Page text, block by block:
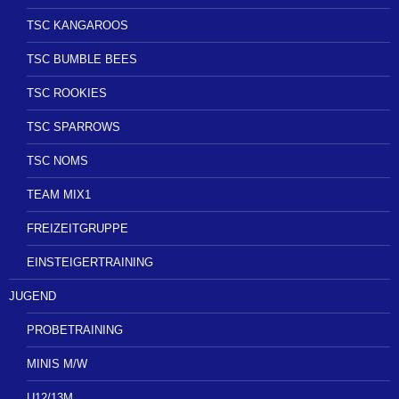
TSC KANGAROOS
TSC BUMBLE BEES
TSC ROOKIES
TSC SPARROWS
TSC NOMS
TEAM MIX1
FREIZEITGRUPPE
EINSTEIGERTRAINING
JUGEND
PROBETRAINING
MINIS M/W